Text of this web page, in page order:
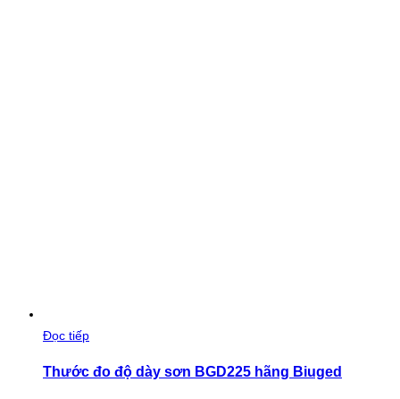
Đọc tiếp
Thước đo độ dày sơn BGD225 hãng Biuged